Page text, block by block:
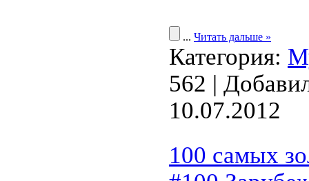
... Читать дальше »
Категория:
562 |
10.07.2012
100 самых